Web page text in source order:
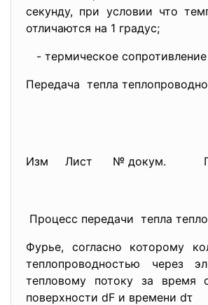
секунду, при условии что
отличаются на 1 градус;
- термическое
Передача тепла
Изм Лист № докум.
Процесс передачи тепла
Фурье, согласно которому
теплопроводностью через
тепловому потоку за время
поверхности dF и времени dτ